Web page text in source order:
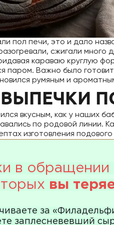
пол печи, это и дало
сжигали много
караваю круглую
паром. Важно было
румяным и
вкусным, как у наших
по родовой
изготовления
в обращении
вы
за
заплесневевший